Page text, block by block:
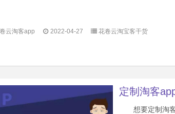
云淘客app 2022-04-27 花卷云淘宝客干货
定制淘客
想要定制淘客